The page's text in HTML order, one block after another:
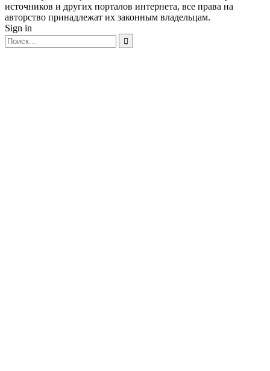
источников и других порталов интернета, все права на
авторство принадлежат их законным владельцам.
Sign in